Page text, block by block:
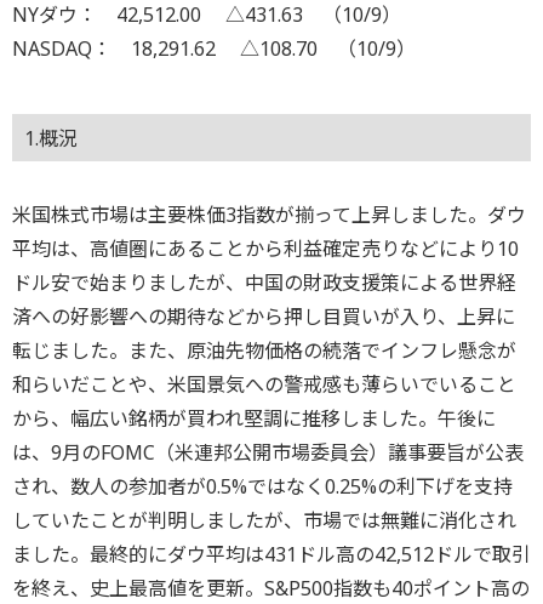
NYダウ： 42,512.00 △431.63 （10/9）
NASDAQ： 18,291.62 △108.70 （10/9）
1.概況
米国株式市場は主要株価3指数が揃って上昇しました。ダウ
平均は、高値圏にあることから利益確定売りなどにより10
ドル安で始まりましたが、中国の財政支援策による世界経
済への好影響への期待などから押し目買いが入り、上昇に
転じました。また、原油先物価格の続落でインフレ懸念が
和らいだことや、米国景気への警戒感も薄らいでいること
から、幅広い銘柄が買われ堅調に推移しました。午後に
は、9月のFOMC（米連邦公開市場委員会）議事要旨が公表
され、数人の参加者が0.5%ではなく0.25%の利下げを支持
していたことが判明しましたが、市場では無難に消化され
ました。最終的にダウ平均は431ドル高の42,512ドルで取引
を終え、史上最高値を更新。S&P500指数も40ポイント高の